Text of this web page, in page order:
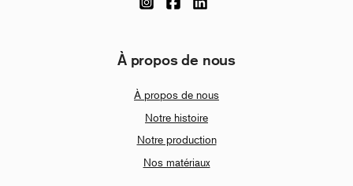
À propos de nous
À propos de nous
Notre histoire
Notre production
Nos matériaux